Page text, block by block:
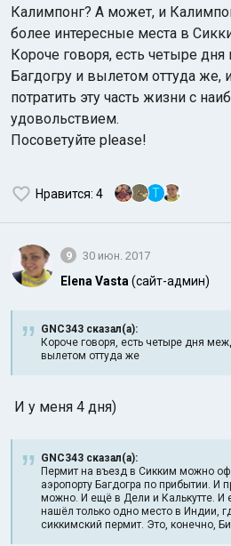
Калимпонг? А может, и
более интересные места в
Короче говоря, есть четыре
Багдогру и вылетом оттуда же,
потратить эту часть жизни с
удовольствием.
Посоветуйте please!
Нравится: 4 T
9 30 июн. 2017
Elena Vasta (сайт-админ)
GNC343 сказал(а):
Короче говоря, есть четыре дня
вылетом оттуда же
И у меня 4 дня)
GNC343 сказал(а):
Пермит на въезд в Сикким можно
аэропорту Багдогра по прибытии. И
можно. И ещё в Дели и Калькутте. И
нашёл только одно место в Индии,
сиккимский пермит. Это, конечно,